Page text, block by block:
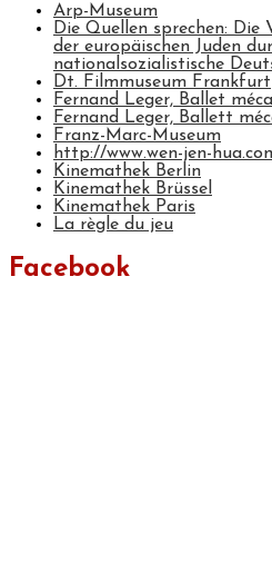
Arp-Museum
Die Quellen sprechen:
der europäischen Juden
nationalsozialistische
Dt. Filmmuseum Frankfurt
Fernand Leger, Ballet
Fernand Leger, Ballett
Franz-Marc-Museum
http://www.wen-jen-
Kinemathek Berlin
Kinemathek Brüssel
Kinemathek Paris
La règle du jeu
Facebook